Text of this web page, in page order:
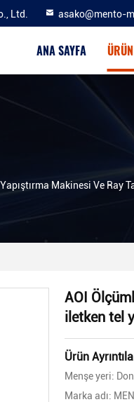
Ltd. asako@mento-
ANA SAYFA
Makinesi Ve Ray
AOI
iletken tel
Ürün
Menşe yeri:
Marka adı: